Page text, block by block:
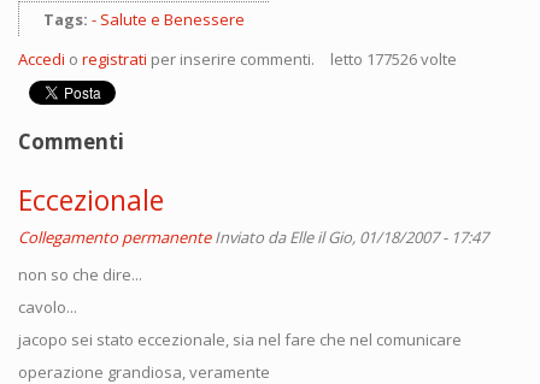
Tags:
Salute e Benessere
Accedi o registrati per inserire commenti. letto 177526 volte
Commenti
Eccezionale
Collegamento permanente Inviato daElleil Gio, 01/18/2007 - 17:47
non so che dire...
cavolo...
jacopo sei stato eccezionale, sia nel fare che nel comunicare
operazione grandiosa, veramente